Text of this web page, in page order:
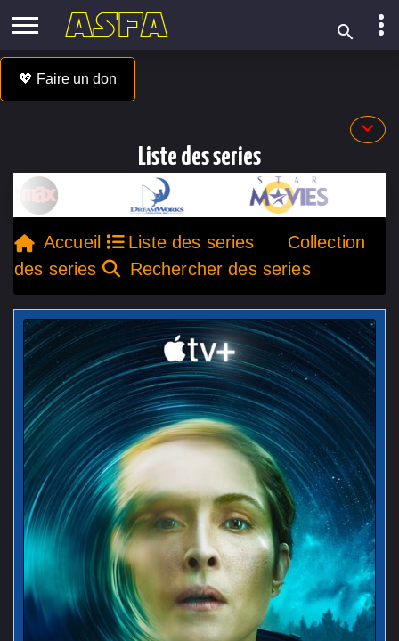
💖 Faire un don
Liste des series
Accueil Liste des series
Collection
des series
Rechercher des series